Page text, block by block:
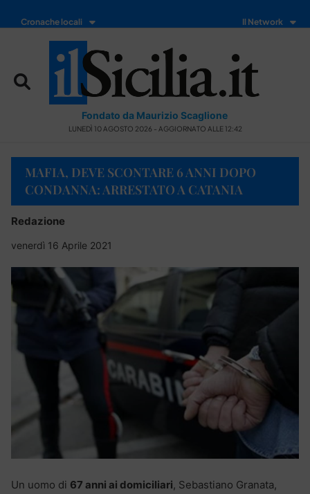
Cronache locali Il Network
Fondato da Maurizio Scaglione
LUNEDÌ 10 AGOSTO 2026 - AGGIORNATO ALLE 12:42
MAFIA, DEVE SCONTARE 6 ANNI DOPO
CONDANNA: ARRESTATO A CATANIA
Redazione
venerdì 16 Aprile 2021
Un uomo di 67 anni ai domiciliari, Sebastiano Granata,